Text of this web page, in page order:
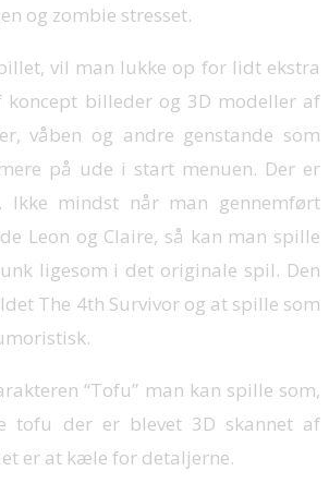
og zombie stresset.
vil man lukke op for lidt ekstra
billeder og 3D modeller af
våben og andre genstande som
på ude i start menuen. Der er
Ikke mindst når man gennemført
Leon og Claire, så kan man spille
ligesom i det originale spil. Den
The 4th Survivor og at spille som
“Tofu” man kan spille som,
tofu der er blevet 3D skannet af
er at kæle for detaljerne.